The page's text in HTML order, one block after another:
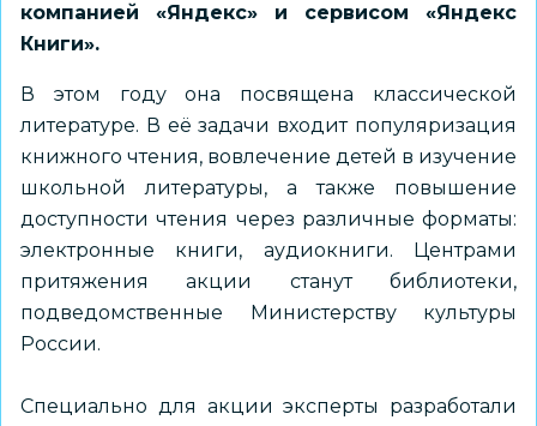
компанией «Яндекс» и сервисом «Яндекс
Книги».
В этом году она посвящена классической
литературе. В её задачи входит популяризация
книжного чтения, вовлечение детей в изучение
школьной литературы, а также повышение
доступности чтения через различные форматы:
электронные книги, аудиокниги. Центрами
притяжения акции станут библиотеки,
подведомственные Министерству культуры
России.
Специально для акции эксперты разработали